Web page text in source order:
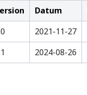
Datum
2021-11-27
2024-08-26